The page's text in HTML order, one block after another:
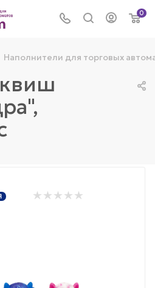
0
Наполнители для торговых